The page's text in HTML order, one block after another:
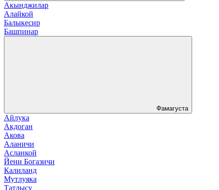
Акынджилар
Алайкой
Балыкесир
Башпинар
Фамагуста
Айлука
Акдоган
Акова
Аланичи
Асланкой
Йени Богазичи
Калиланд
Мутлуяка
Татлысу